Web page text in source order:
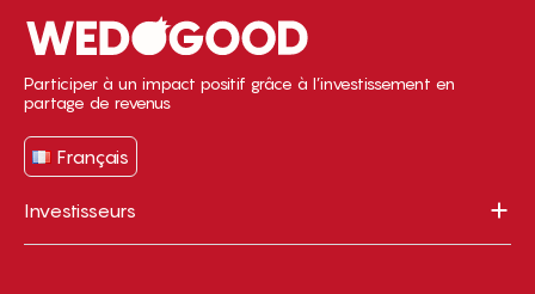
Participer à un impact positif grâce à l’investissement en
partage de revenus
Français
Investisseurs